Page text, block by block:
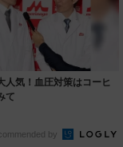
人気！血圧対策はコーヒ
て
by